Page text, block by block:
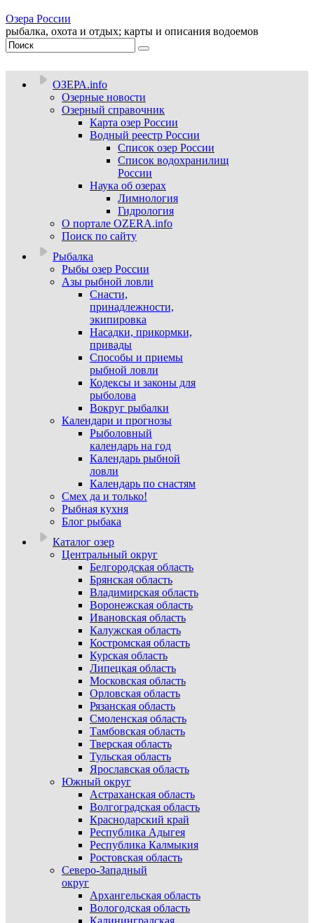
Озера России
рыбалка, охота и отдых; карты и описания водоемов
ОЗЕРА.info
Озерные новости
Озерный справочник
Карта озер России
Водный реестр России
Список озер России
Список водохранилищ
России
Наука об озерах
Лимнология
Гидрология
О портале OZERA.info
Поиск по сайту
Рыбалка
Рыбы озер России
Азы рыбной ловли
Снасти,
принадлежности,
экипировка
Насадки, прикормки,
привады
Способы и приемы
рыбной ловли
Кодексы и законы для
рыболова
Вокруг рыбалки
Календари и прогнозы
Рыболовный
календарь на год
Календарь рыбной
ловли
Календарь по снастям
Смех да и только!
Рыбная кухня
Блог рыбака
Каталог озер
Центральный округ
Белгородская область
Брянская область
Владимирская область
Воронежская область
Ивановская область
Калужская область
Костромская область
Курская область
Липецкая область
Московская область
Орловская область
Рязанская область
Смоленская область
Тамбовская область
Тверская область
Тульская область
Ярославская область
Южный округ
Астраханская область
Волгоградская область
Краснодарский край
Республика Адыгея
Республика Калмыкия
Ростовская область
Северо-Западный
округ
Архангельская область
Вологодская область
Калининградская